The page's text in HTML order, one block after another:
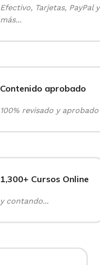
Efectivo, Tarjetas, PayPal y
más...
Contenido aprobado
100% revisado y aprobado
1,300+ Cursos Online
y contando...